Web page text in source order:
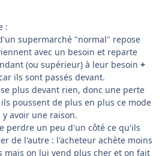
:
supermarché "normal" repose
avec un besoin et reparte
(ou supérieur) à leur besoin +
ils sont passés devant.
plus devant rien, donc une perte
poussent de plus en plus ce mode
avoir une raison.
perdre un peu d'un côté ce qu'ils
de l'autre : l'acheteur achète moins
mais on lui vend plus cher et on fait